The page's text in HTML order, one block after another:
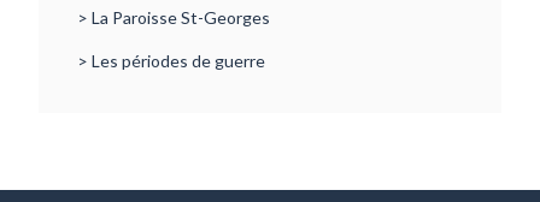
> La Paroisse St-Georges
> Les périodes de guerre